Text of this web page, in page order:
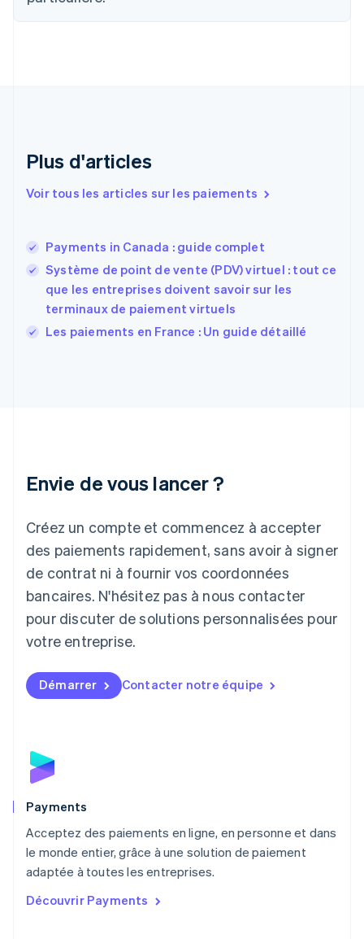
Plus d'articles
Voir tous les articles sur les paiements
Payments in Canada : guide complet
Système de point de vente (PDV) virtuel : tout ce
que les entreprises doivent savoir sur les
terminaux de paiement virtuels
Les paiements en France : Un guide détaillé
Envie de vous lancer ?
Créez un compte et commencez à accepter
des paiements rapidement, sans avoir à signer
de contrat ni à fournir vos coordonnées
bancaires. N'hésitez pas à nous contacter
pour discuter de solutions personnalisées pour
votre entreprise.
Démarrer Contacter notre équipe
Payments
Acceptez des paiements en ligne, en personne et dans
le monde entier, grâce à une solution de paiement
adaptée à toutes les entreprises.
Découvrir Payments
Croatie
Estonie
États-Unis
EnglishSvenska
Français English
Gibraltar
English
Grèce
English
Japon
Lettonie
English
Liechtenstein
DeutschEnglish
Lituanie
Luxembourg
FrançaisDeutschEnglish
English简体中文
Malte
Norvège
English
English
NederlandsEnglish
Pologne
English
PortuguêsEnglish